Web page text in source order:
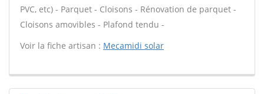
PVC, etc) - Parquet - Cloisons - Rénovation de parquet -
Cloisons amovibles - Plafond tendu -
Voir la fiche artisan : Mecamidi solar